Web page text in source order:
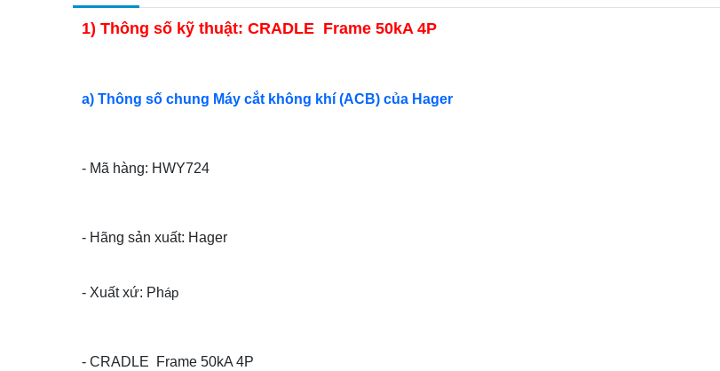
1) Thông số kỹ thuật: CRADLE Frame 50kA 4P
a) Thông số chung Máy cắt không khí (ACB) của Hager
- Mã hàng: HWY724
- Hãng sản xuất: Hager
- Xuất xứ: Pháp
- CRADLE Frame 50kA 4P